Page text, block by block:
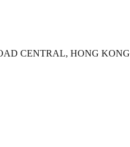
CENTRAL, HONG KONG